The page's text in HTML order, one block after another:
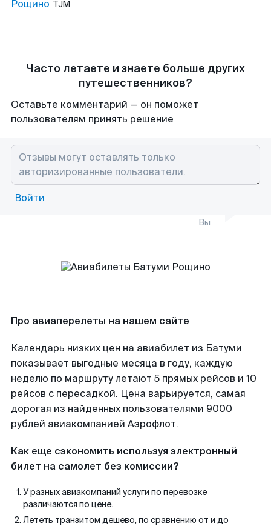
Рощино TJM
Часто летаете и знаете больше других
путешественников?
Оставьте комментарий — он поможет
пользователям принять решение
Войти
Вы
Про авиаперелеты на нашем сайте
Календарь низких цен на авиабилет из Батуми
показывает выгодные месяца в году, каждую
неделю по маршруту летают 5 прямых рейсов и 10
рейсов с пересадкой. Цена варьируется, самая
дорогая из найденных пользователями 9000
рублей авиакомпанией Аэрофлот.
Как еще сэкономить используя электронный
билет на самолет без комиссии?
У разных авиакомпаний услуги по перевозке
различаются по цене.
Лететь транзитом дешево, по сравнению от и до